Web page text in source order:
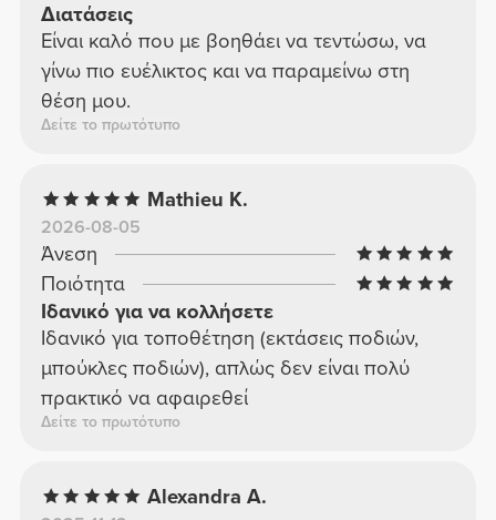
Διατάσεις
Είναι καλό που με βοηθάει να τεντώσω, να
γίνω πιο ευέλικτος και να παραμείνω στη
θέση μου.
Δείτε το πρωτότυπο
Mathieu K.
2026-08-05
Άνεση
Ποιότητα
Ιδανικό για να κολλήσετε
Ιδανικό για τοποθέτηση (εκτάσεις ποδιών,
μπούκλες ποδιών), απλώς δεν είναι πολύ
πρακτικό να αφαιρεθεί
Δείτε το πρωτότυπο
Alexandra A.